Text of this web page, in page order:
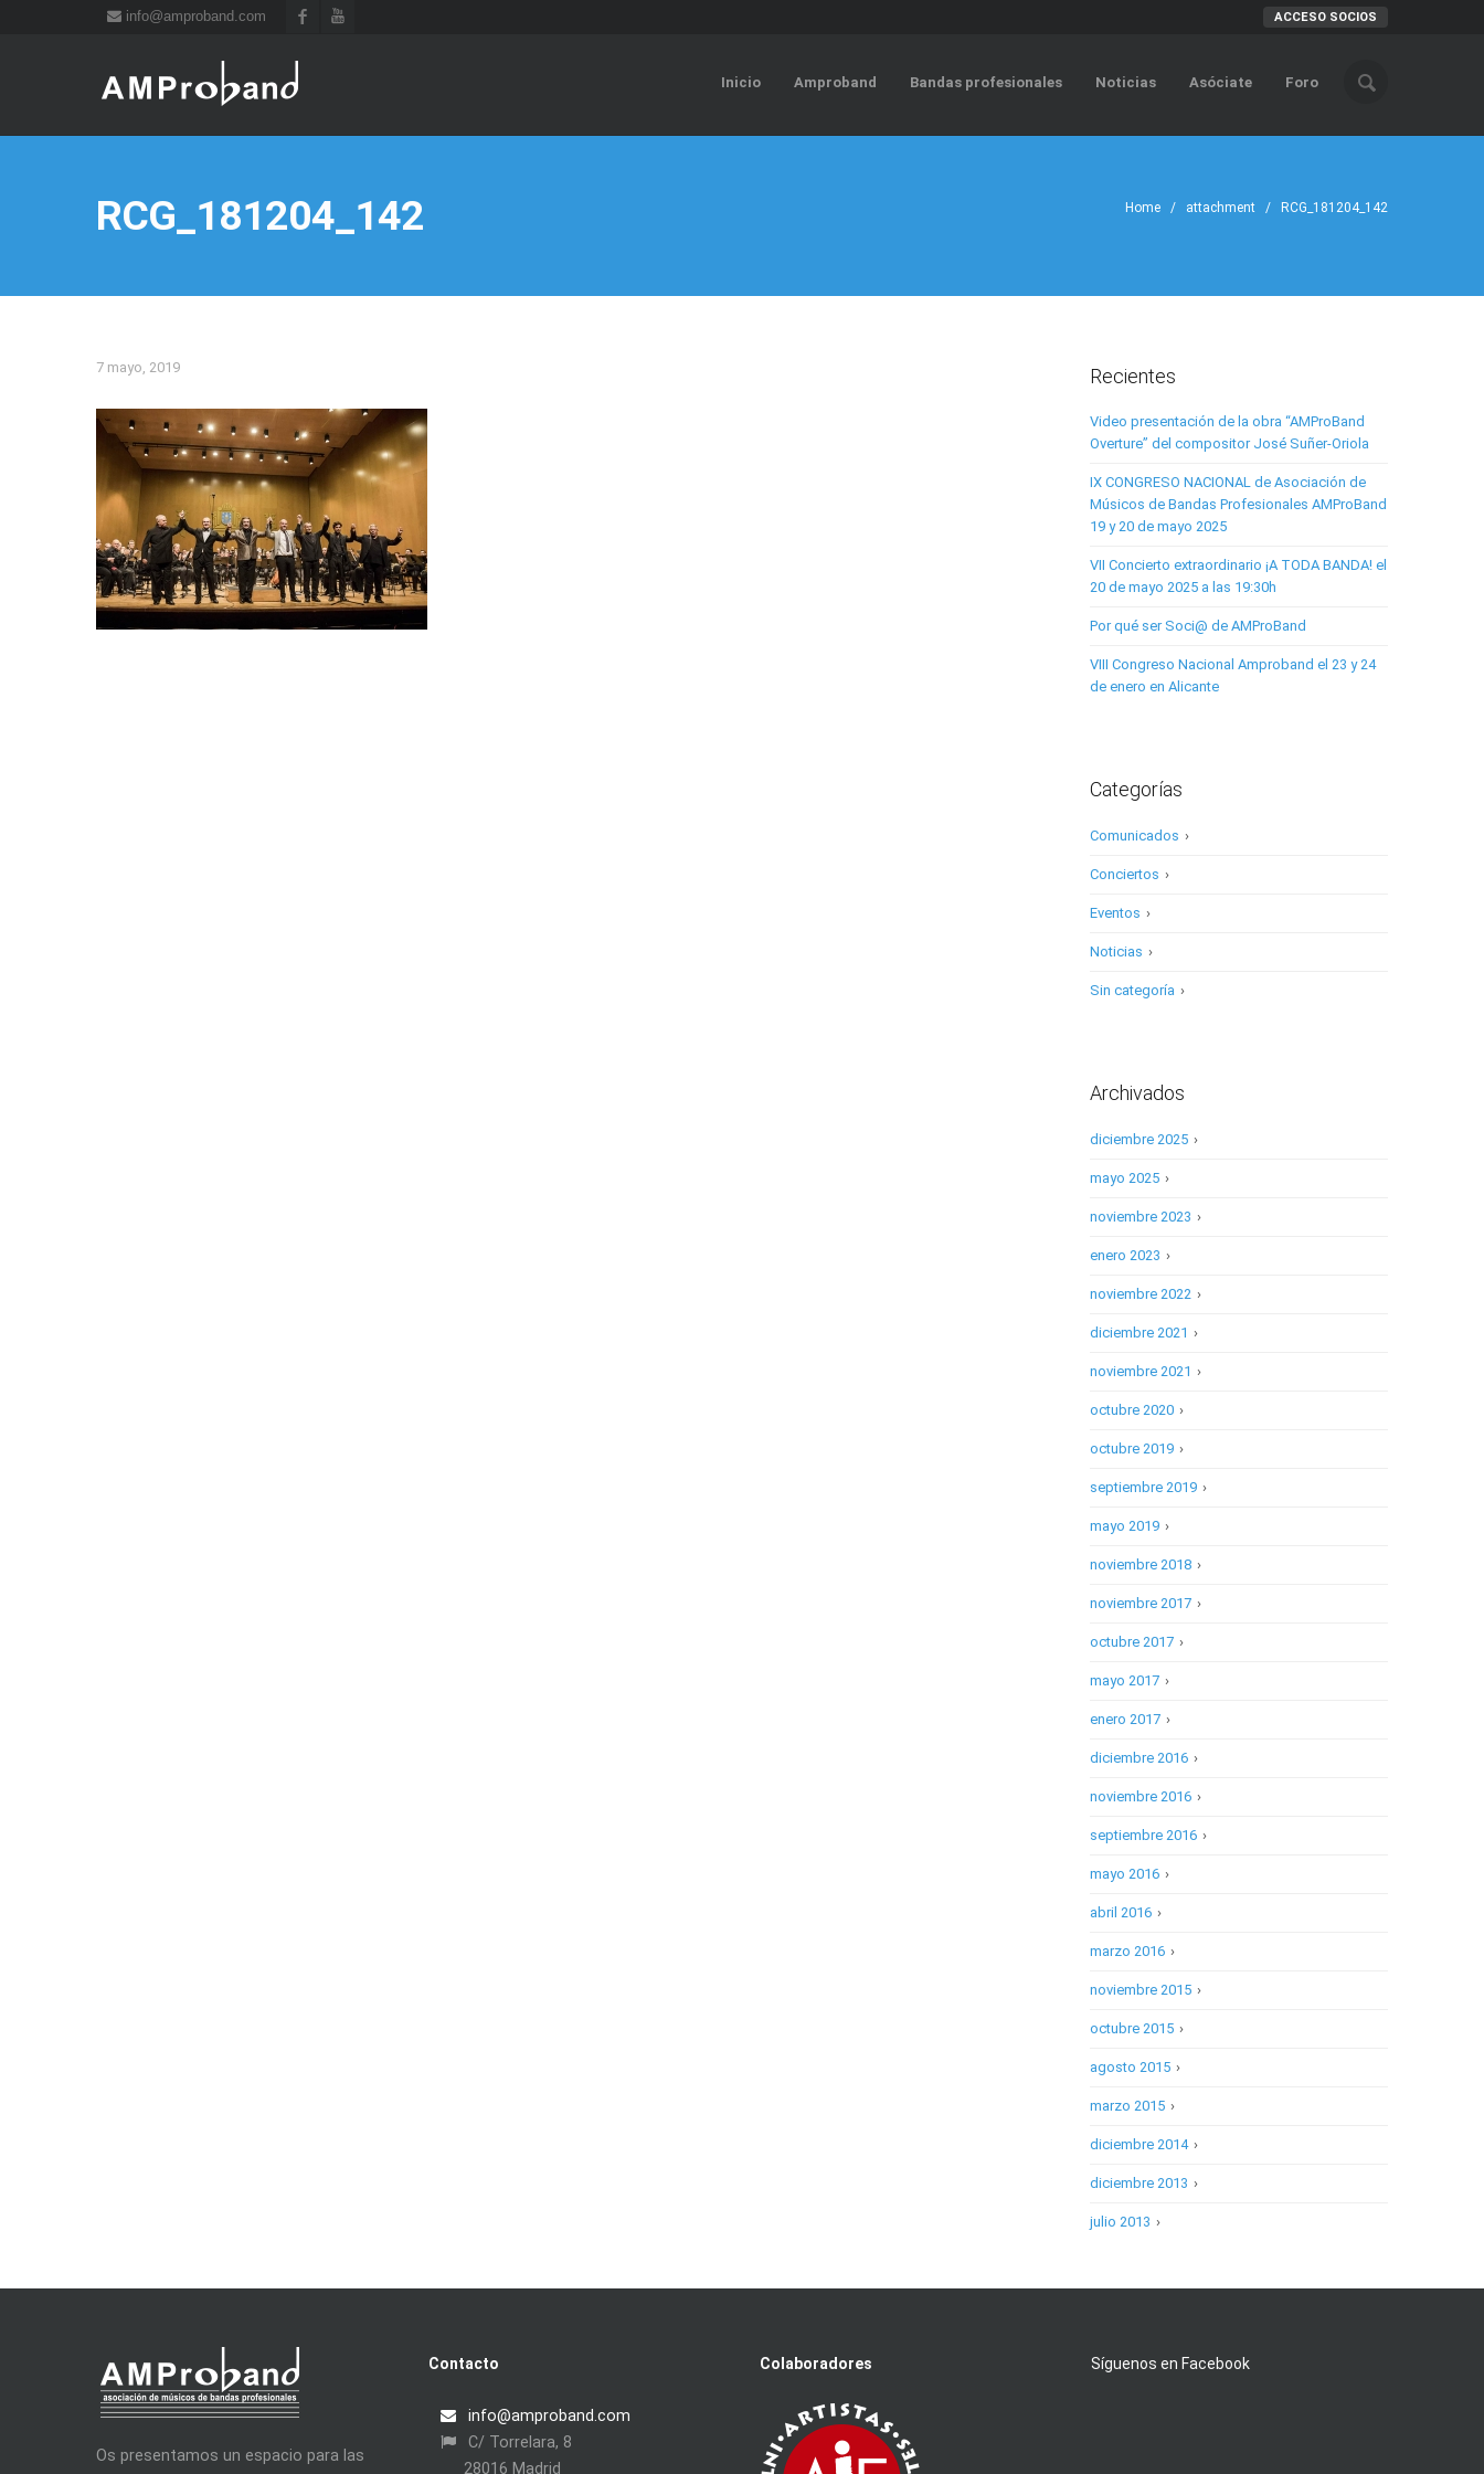
info@amproband.com ACCESO SOCIOS
Inicio Amproband Bandas profesionales Noticias Asóciate Foro
RCG_181204_142 Home / attachment / RCG_181204_142
7 mayo, 2019 Recientes
Video presentación de la obra “AMProBand
Overture” del compositor José Suñer-Oriola
IX CONGRESO NACIONAL de Asociación de
Músicos de Bandas Profesionales AMProBand
19 y 20 de mayo 2025
VII Concierto extraordinario ¡A TODA BANDA! el
20 de mayo 2025 a las 19:30h
Por qué ser Soci@ de AMProBand
VIII Congreso Nacional Amproband el 23 y 24
de enero en Alicante
Categorías
›
Comunicados
›
Conciertos
›
Eventos
›
Noticias
›
Sin categoría
Archivados
›
diciembre 2025
›
mayo 2025
›
noviembre 2023
›
enero 2023
›
noviembre 2022
›
diciembre 2021
›
noviembre 2021
›
octubre 2020
›
octubre 2019
›
septiembre 2019
›
mayo 2019
›
noviembre 2018
›
noviembre 2017
›
octubre 2017
›
mayo 2017
›
enero 2017
›
diciembre 2016
›
noviembre 2016
›
septiembre 2016
›
mayo 2016
›
abril 2016
›
marzo 2016
›
noviembre 2015
›
octubre 2015
›
agosto 2015
›
marzo 2015
›
diciembre 2014
›
diciembre 2013
›
julio 2013
Os presentamos un espacio para las
Contacto
info@amproband.com
C/ Torrelara, 8
28016 Madrid
Colaboradores Síguenos en Facebook